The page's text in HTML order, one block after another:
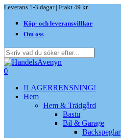
Skip
main
content
Leverans 1-3 dagar | Frakt 49 kr
Köp- och leveransvillkor
Om oss
Close
Search
search
0
!LAGERRENSNING!
Hem
Hem & Trädgård
Bastu
Bil & Garage
Backspeglar